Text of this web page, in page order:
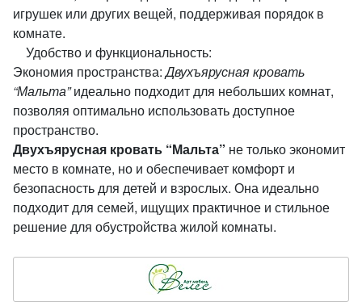
игрушек или других вещей, поддерживая порядок в
комнате.
Удобство и функциональность:
Экономия пространства:Двухъярусная кровать
“Мальта”идеально подходит для небольших комнат,
позволяя оптимально использовать доступное
пространство.
Двухъярусная кровать “Мальта” не только экономит
место в комнате, но и обеспечивает комфорт и
безопасность для детей и взрослых. Она идеально
подходит для семей, ищущих практичное и стильное
решение для обустройства жилой комнаты.